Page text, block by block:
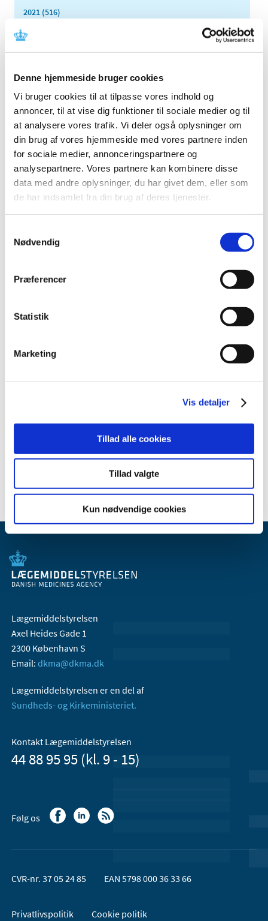
Denne hjemmeside bruger cookies
Vi bruger cookies til at tilpasse vores indhold og
annoncer, til at vise dig funktioner til sociale medier og til
at analysere vores trafik. Vi deler også oplysninger om
din brug af vores hjemmeside med vores partnere inden
for sociale medier, annonceringspartnere og
analysepartnere. Vores partnere kan kombinere disse
data med andre oplysninger, du har givet dem, eller som
de har indsamlet fra din brug af deres tjenester.
Nødvendig
Præferencer
Statistik
Marketing
Vis detaljer
Tillad alle cookies
Tillad valgte
Kun nødvendige cookies
2021 (516)
oktober (20)
september (20)
august (17)
juli (11)
juni (21)
maj (21)
april (24)
marts (42)
februar (12)
januar (18)
2018 (150)
2016 (167)
2014 (44)
2012 (44)
2010 (7)
2006 (9)
Lægemiddelstyrelsen
Axel Heides Gade 1
2300 København S
Email: dkma@dkma.dk
Lægemiddelstyrelsen er en del af
Sundheds- og Kirkeministeriet.
Kontakt Lægemiddelstyrelsen
44 88 95 95 (kl. 9 - 15)
Følg os
CVR-nr. 37 05 24 85 EAN 5798 000 36 33 66
Privatlivspolitik
Cookie politik